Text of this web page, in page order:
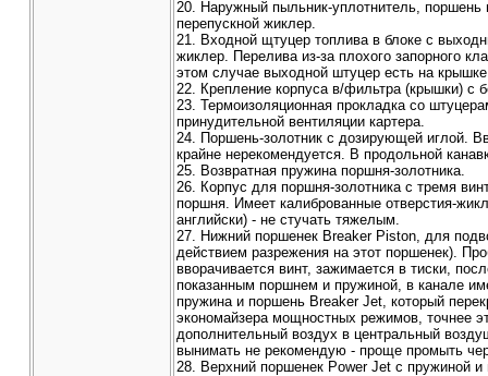
20. Наружный пыльник-уплотнитель, поршень
перепускной жиклер.
21. Входной щтуцер топлива в блоке с
жиклер. Перелива из-за плохого запорного
этом случае выходной штуцер есть на
22. Крепление корпуса в/фильтра (крышки) с
23. Термоизоляционная прокладка со
принудительной вентиляции картера.
24. Поршень-золотник с дозирующей иглой.
крайне нерекомендуется. В продольной
25. Возвратная пружина поршня-золотника.
26. Корпус для поршня-золотника с тремя
поршня. Имеет калиброванные отверстия-
английски) - не стучать тяжелым.
27. Нижний поршенек Breaker Piston, для
действием разрежения на этот поршенек).
вворачивается винт, зажимается в тиски,
показанным поршнем и пружиной, в канале
пружина и поршень Breaker Jet, который
экономайзера мощностных режимов, точнее
дополнительный воздух в центральный
вынимать не рекомендую - проще промыть
28. Верхний поршенек Power Jet с пружиной